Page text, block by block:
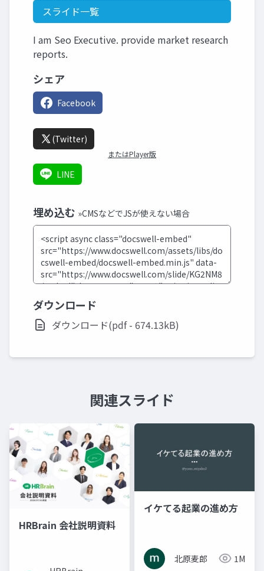
スライド一覧
I am Seo Executive. provide market research
reports.
シェア
Facebook
(Twitter)
またはPlayer版
LINE
埋め込む »CMSなどでJSが使えない場合
ダウンロード
ダウンロード(pdf - 674.13kB)
関連スライド
HRBrain 会社説明資料
イケてる起業の進め方
北原麦郎 1M